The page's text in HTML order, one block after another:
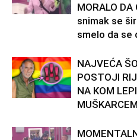
MORALO
snimak se
smelo da se
NAJVEĆA
POSTOJI
NA KOM